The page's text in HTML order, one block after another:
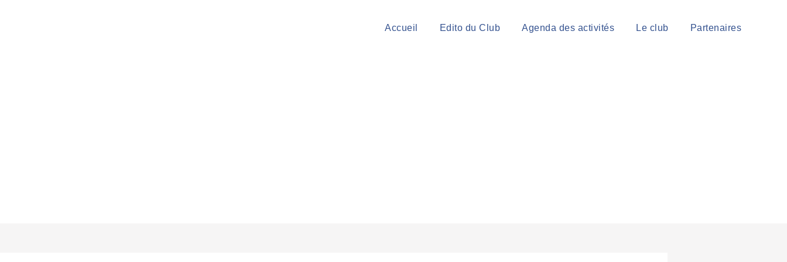
Accueil Edito du Club Agenda des activités Le club Partenaires